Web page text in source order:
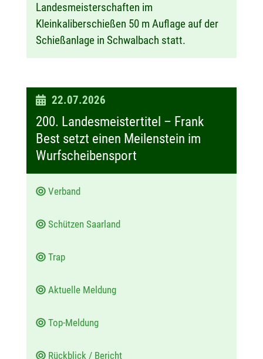
Landesmeisterschaften im
Kleinkaliberschießen 50 m Auflage auf der
Schießanlage in Schwalbach statt.
D
a
22.07.2026
200. Landesmeistertitel – Frank
Best setzt einen Meilenstein im
Wurfscheibensport
Verband
Schützen Saarland
Trap
Aktuelle Meldung
Top-Meldung
Rückblick / Bericht